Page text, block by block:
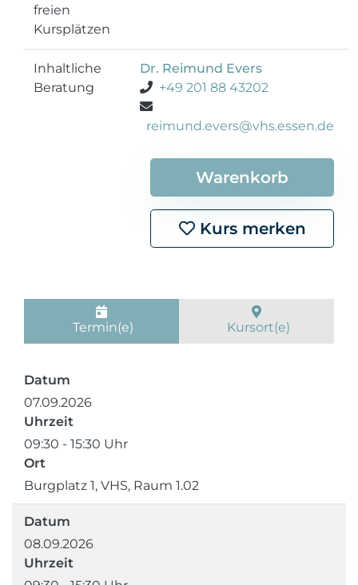
freien
Kursplätzen
Inhaltliche
Beratung
Dr. Reimund Evers
+49 201 88 43202
reimund.evers@vhs.essen.de
Warenkorb
Kurs merken
Termin(e) Kursort(e)
Datum
07.09.2026
Uhrzeit
09:30 - 15:30 Uhr
Ort
Burgplatz 1, VHS, Raum 1.02
Datum
08.09.2026
Uhrzeit